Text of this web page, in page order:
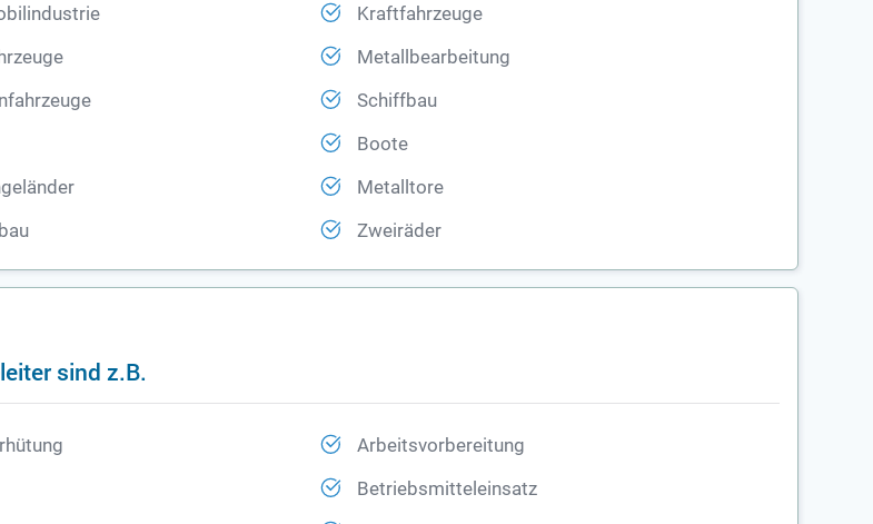
Kraftfahrzeuge
Metallbearbeitung
Schiffbau
Boote
Metalltore
Zweiräder
sind z.B.
Arbeitsvorbereitung
Betriebsmitteleinsatz